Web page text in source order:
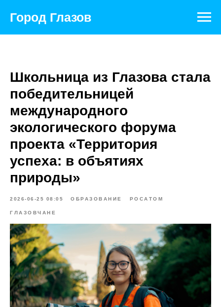
Город Глазов
Школьница из Глазова стала
победительницей
международного
экологического форума
проекта «Территория
успеха: в объятиях
природы»
2026-06-25 08:05 ОБРАЗОВАНИЕ РОСАТОМ
ГЛАЗОВЧАНЕ